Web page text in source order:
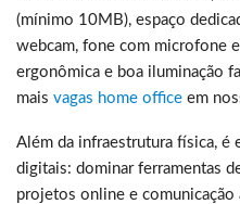
(mínimo 10MB), espaço
webcam, fone com microfone
ergonômica e boa iluminação
mais vagas home office em
Além da infraestrutura física, é
digitais: dominar ferramentas
projetos online e comunicação